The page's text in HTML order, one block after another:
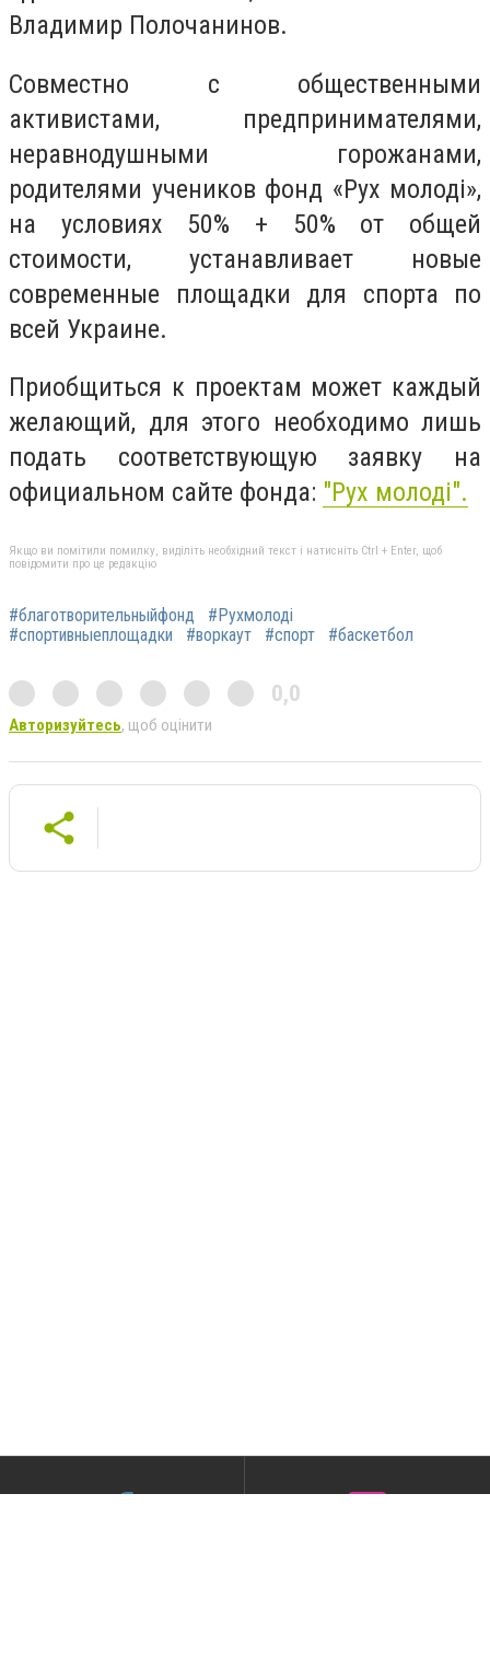
Владимир Полочанинов.
Совместно с общественными
активистами, предпринимателями,
неравнодушными горожанами,
родителями учеников фонд «Рух молоді»,
на условиях 50% + 50% от общей
стоимости, устанавливает новые
современные площадки для спорта по
всей Украине.
Приобщиться к проектам может каждый
желающий, для этого необходимо лишь
подать соответствующую заявку на
официальном сайте фонда: "Рух молоді".
Якщо ви помітили помилку, виділіть необхідний текст і натисніть Ctrl + Enter, щоб
повідомити про це редакцію
#благотворительныйфонд
#Рухмолоді
#спортивныеплощадки
#воркаут #спорт #баскетбол
0,0
Авторизуйтесь, щоб оцінити